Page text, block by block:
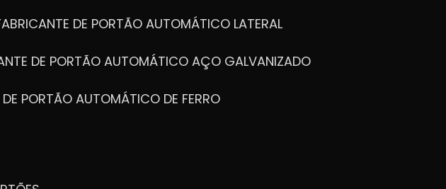
FABRICANTE DE PORTÃO AUTOMÁTICO LATERAL
DE PORTÃO AUTOMÁTICO AÇO GALVANIZADO
DE PORTÃO AUTOMÁTICO DE FERRO